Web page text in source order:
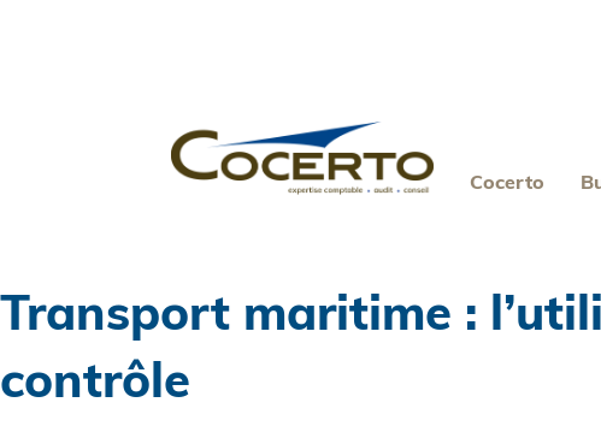
Cocerto
Transport maritime :
contrôle